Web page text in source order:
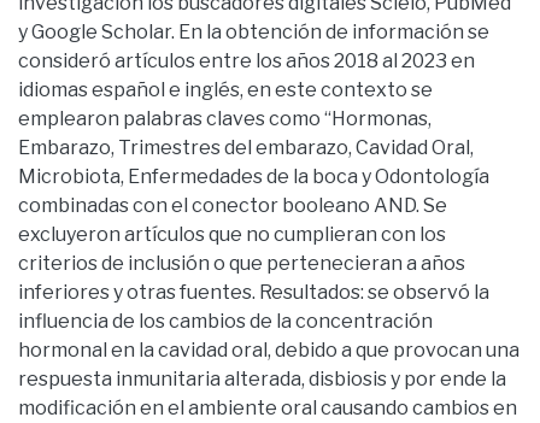
y Google Scholar. En la obtención de información se
consideró artículos entre los años 2018 al 2023 en
idiomas español e inglés, en este contexto se
emplearon palabras claves como “Hormonas,
Embarazo, Trimestres del embarazo, Cavidad Oral,
Microbiota, Enfermedades de la boca y Odontología
combinadas con el conector booleano AND. Se
excluyeron artículos que no cumplieran con los
criterios de inclusión o que pertenecieran a años
inferiores y otras fuentes. Resultados: se observó la
influencia de los cambios de la concentración
hormonal en la cavidad oral, debido a que provocan una
respuesta inmunitaria alterada, disbiosis y por ende la
modificación en el ambiente oral causando cambios en